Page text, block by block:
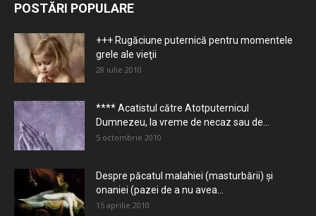
POSTĂRI POPULARE
+++ Rugăciune puternică pentru momentele
grele ale vieţii
28 iulie 2010
**** Acatistul către Atotputernicul
Dumnezeu, la vreme de necaz sau de...
5 octombrie 2010
Despre păcatul malahiei (masturbării) şi
onaniei (pazei de a nu avea...
15 aprilie 2010